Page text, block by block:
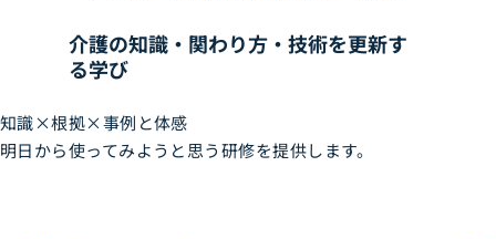
介護の知識・関わり方・技術を更新す
る学び
知識×根拠×事例と体感
明日から使ってみようと思う研修を提供します。